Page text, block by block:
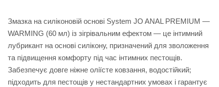
Змазка на силіконовій основі System JO ANAL PREMIUM —
WARMING (60 мл) із зігрівальним ефектом — це інтимний
лубрикант на основі силікону, призначений для зволоження
та підвищення комфорту під час інтимних пестощів.
Забезпечує довге ніжне оліїсте ковзання, водостійкий;
підходить для пестощів у нестандартних умовах і гарантує